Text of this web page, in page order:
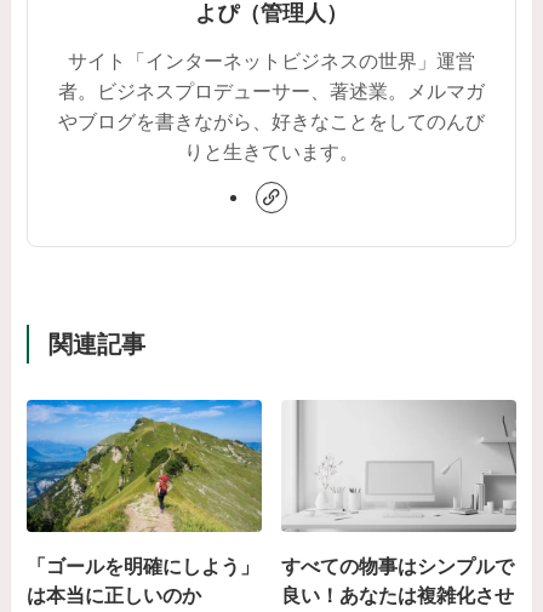
よぴ（管理人）
サイト「インターネットビジネスの世界」運営
者。ビジネスプロデューサー、著述業。メルマガ
やブログを書きながら、好きなことをしてのんび
りと生きています。
関連記事
「ゴールを明確にしよう」
は本当に正しいのか
すべての物事はシンプルで
良い！あなたは複雑化させ